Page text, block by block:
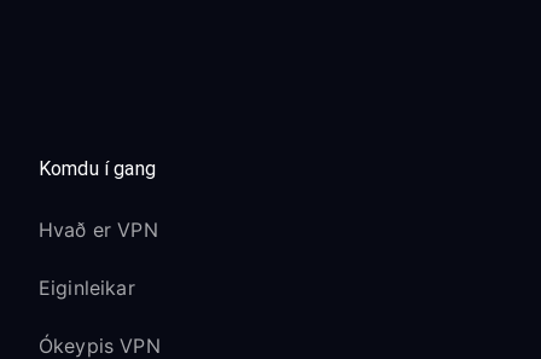
Komdu í gang
Hvað er VPN
Eiginleikar
Ókeypis VPN